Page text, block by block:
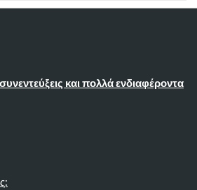
και πολλά ενδιαφέροντα